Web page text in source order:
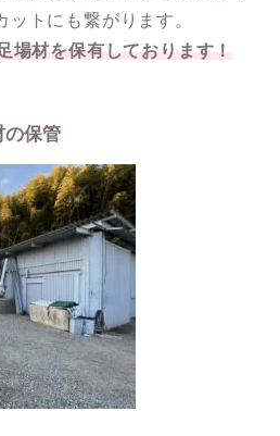
トにも繋がります。
場材を保有しております！
の保管